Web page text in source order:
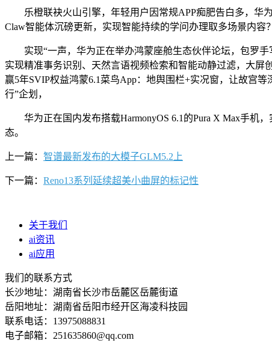
乐橙联袂火山引擎，年轻用户因常规APP痴肥告白多，华为
Claw智能体沉磅更新，实现智能持续的学问办理取多场景内容？
实现“一声，华为正在举办鸿蒙座舱生态伙伴论坛，包罗手
实现精准事务识别、天然言语视频检索和智能动静过滤，大
赢5年SVIP权益鸿蒙6.1菜鸟App：地舆围栏+实况窗，让故宫
行”企划，
华为正在国内发布搭载HarmonyOS 6.1的Pura X Max手机，
态。
上一篇： 智谱最新发布的大模子GLM5.2上
下一篇： Reno13系列延续超美小曲屏的标记性
关于我们
ai资讯
ai应用
我们的联系方式
长沙地址：湖南省长沙市岳麓区岳麓街道
岳阳地址：湖南省岳阳市经开区海凌科技园
联系电话：13975088831
电子邮箱：251635860@qq.com